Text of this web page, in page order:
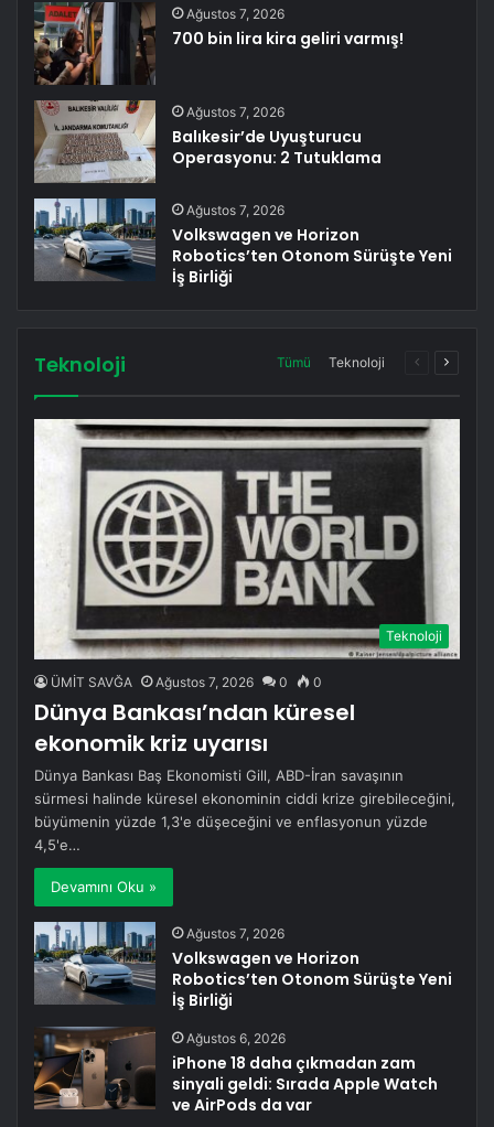
Ağustos 7, 2026
700 bin lira kira geliri varmış!
Ağustos 7, 2026
Balıkesir’de Uyuşturucu
Operasyonu: 2 Tutuklama
Ağustos 7, 2026
Volkswagen ve Horizon
Robotics’ten Otonom Sürüşte Yeni
İş Birliği
Teknoloji Tümü Teknoloji
ÖncekiSonraki
Teknoloji
ÜMİT SAVĞA Ağustos 7, 2026 0 0
Dünya Bankası’ndan küresel
ekonomik kriz uyarısı
Dünya Bankası Baş Ekonomisti Gill, ABD-İran savaşının
sürmesi halinde küresel ekonominin ciddi krize girebileceğini,
büyümenin yüzde 1,3'e düşeceğini ve enflasyonun yüzde
4,5'e…
Devamını Oku »
Ağustos 7, 2026
Volkswagen ve Horizon
Robotics’ten Otonom Sürüşte Yeni
İş Birliği
Ağustos 6, 2026
iPhone 18 daha çıkmadan zam
sinyali geldi: Sırada Apple Watch
ve AirPods da var